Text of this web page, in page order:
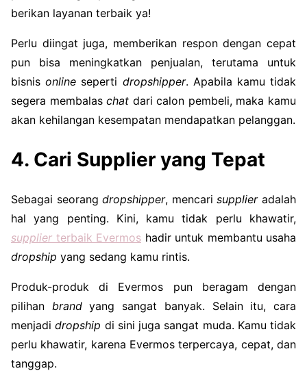
berikan layanan terbaik ya!
Perlu diingat juga, memberikan respon dengan cepat
pun bisa meningkatkan penjualan, terutama untuk
bisnisonline seperti dropshipper. Apabila kamu tidak
segera membalaschat dari calon pembeli, maka kamu
akan kehilangan kesempatan mendapatkan pelanggan.
4. Cari Supplier yang Tepat
Sebagai seorangdropshipper, mencarisupplieradalah
hal yang penting. Kini, kamu tidak perlu khawatir,
supplier terbaik Evermos hadir untuk membantu usaha
dropship yang sedang kamu rintis.
Produk-produk di Evermos pun beragam dengan
pilihan brandyang sangat banyak. Selain itu, cara
menjadidropship di sini juga sangat muda. Kamu tidak
perlu khawatir, karena Evermos terpercaya, cepat, dan
tanggap.